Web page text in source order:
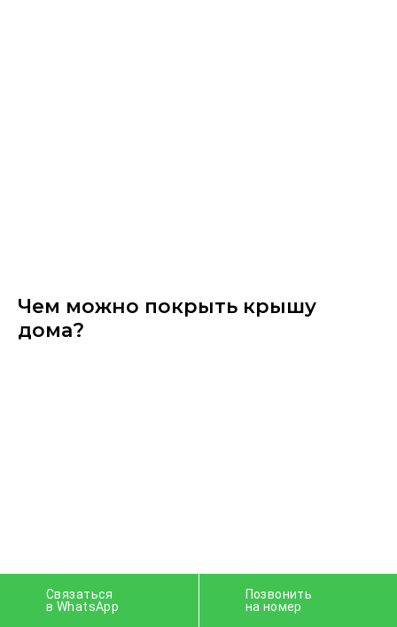
Чем можно покрыть крышу
дома?
Связаться
в WhatsApp
Позвонить
на номер